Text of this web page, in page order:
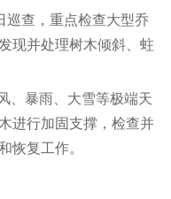
巡查，重点检查大型乔
现并处理树木倾斜、蛀
、暴雨、大雪等极端天
进行加固支撑，检查并
恢复工作。